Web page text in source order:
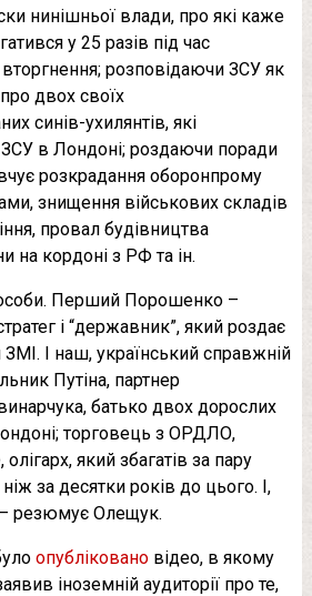
нинішньої влади, про які каже
у 25 разів під час
розповідаючи ЗСУ як
двох своїх
синів-ухилянтів, які
в Лондоні; роздаючи поради
розкрадання оборонпрому
знищення військових складів
провал будівництва
на кордоні з РФ та ін.
Перший Порошенко –
і “державник”, який роздає
І наш, український справжній
Путіна, партнер
батько двох дорослих
торговець з ОРДЛО,
який збагатів за пару
за десятки років до цього. І,
– резюмує Олещук.
опубліковановідео, в якому
іноземній аудиторії про те,